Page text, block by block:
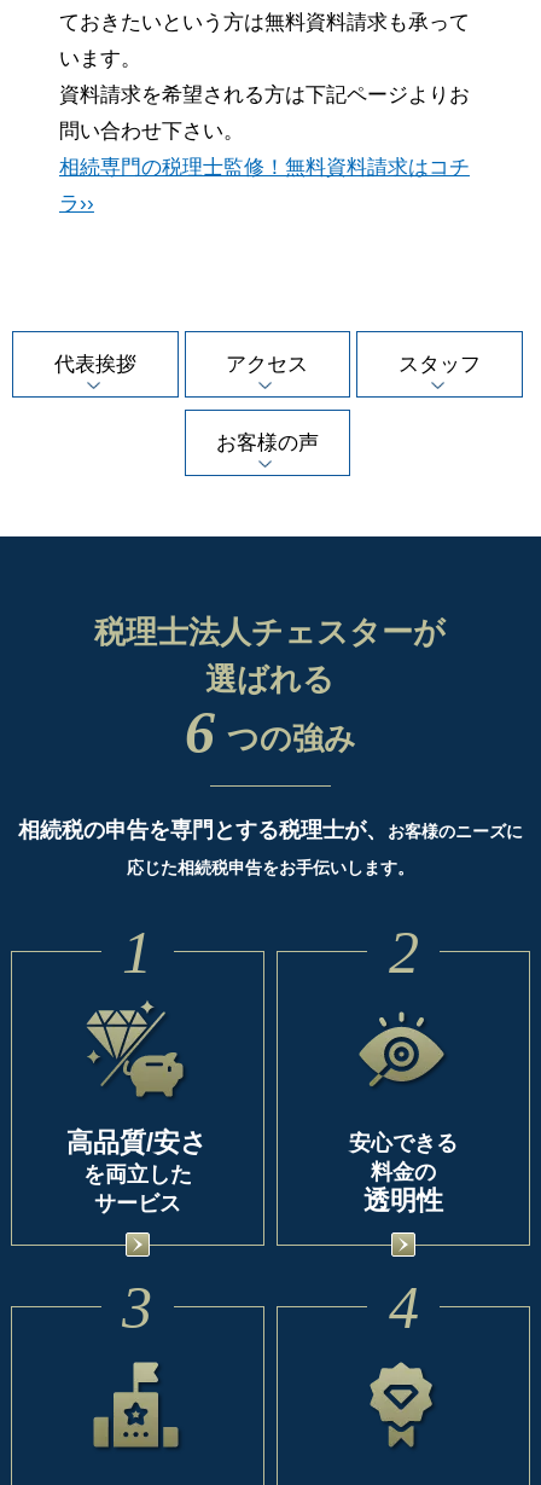
ておきたいという方は無料資料請求も承って
います。
資料請求を希望される方は下記ページよりお
問い合わせ下さい。
相続専門の税理士監修！無料資料請求はコチ
ラ››
代表挨拶 アクセス スタッフ
お客様の声
税理士法人チェスターが
選ばれる
6 つの強み
相続税の申告を専門とする税理士が、
お客様のニーズに
応じた相続税申告をお手伝いします。
1
高品質/安さ
を両立した
サービス
2
安心できる
料金の
透明性
3 4